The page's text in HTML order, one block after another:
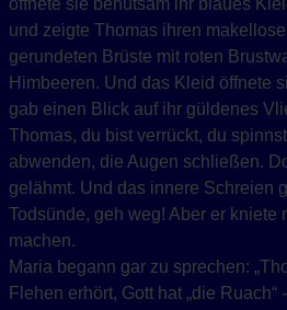
öffnete sie behutsam ihr blaues
und zeigte Thomas ihren
gerundeten Brüste mit roten
Himbeeren. Und das Kleid öffnete
gab einen Blick auf ihr güldenes
Thomas, du bist verrückt, du
abwenden, die Augen schließen.
gelähmt. Und das innere Schreien
Todsünde, geh weg! Aber er kniete
machen.
Maria begann gar zu sprechen:
Flehen erhört, Gott hat „die